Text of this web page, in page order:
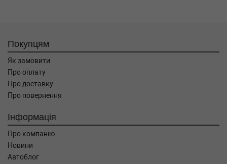
Покупцям
Як замовити
Про оплату
Про доставку
Про повернення
Інформація
Про компанію
Новини
Автоблог